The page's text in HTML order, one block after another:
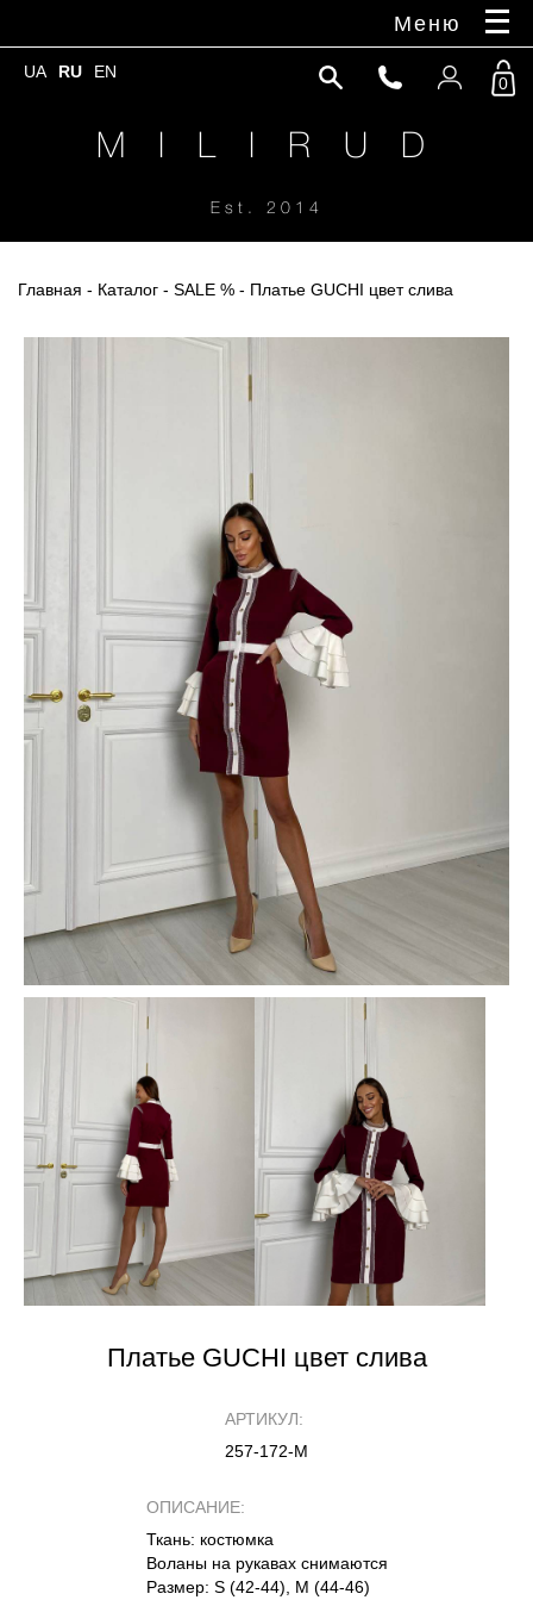
Меню
UA RU EN
M I L I R U D
Est. 2014
0
Главная - Каталог - SALE % - Платье GUCHI цвет слива
Платье GUCHI цвет слива
АРТИКУЛ:
257-172-М
ОПИСАНИЕ:
Ткань: костюмка
Воланы на рукавах снимаются
Размер: S (42-44), M (44-46)